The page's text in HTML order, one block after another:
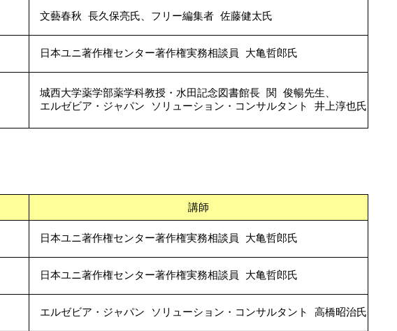
文藝春秋 長久保亮氏、フリー編集者 佐藤健太氏
日本ユニ著作権センター著作権実務相談員 大亀哲郎氏
城西大学薬学部薬学科教授・水田記念図書館長 関 俊暢先生、
エルゼビア・ジャパン ソリューション・コンサルタント 井上淳也氏
講師
日本ユニ著作権センター著作権実務相談員 大亀哲郎氏
日本ユニ著作権センター著作権実務相談員 大亀哲郎氏
エルゼビア・ジャパン ソリューション・コンサルタント 高橋昭治氏